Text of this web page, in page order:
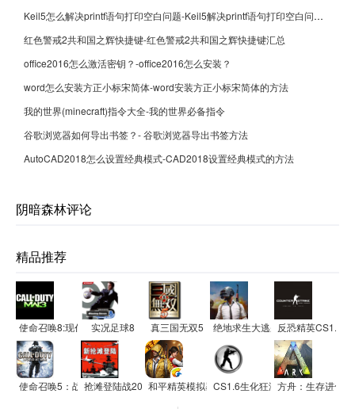
Keil5怎么解决printf语句打印空白问题-Keil5解决printf语句打印空白问题的方法
红色警戒2共和国之辉快捷键-红色警戒2共和国之辉快捷键汇总
office2016怎么激活密钥？-office2016怎么安装？
word怎么安装方正小标宋简体-word安装方正小标宋简体的方法
我的世界(minecraft)指令大全-我的世界必备指令
谷歌浏览器如何导出书签？- 谷歌浏览器导出书签方法
AutoCAD2018怎么设置经典模式-CAD2018设置经典模式的方法
阴暗森林评论
精品推荐
使命召唤8:现代战争3实况足球8 真三国无双5 绝地求生大逃杀反恐精英CS1.5
使命召唤5：战争世界抢滩登陆战2012和平精英模拟器应用宝版CS1.6生化狂潮(精简硬盘版)
方舟：生存进化